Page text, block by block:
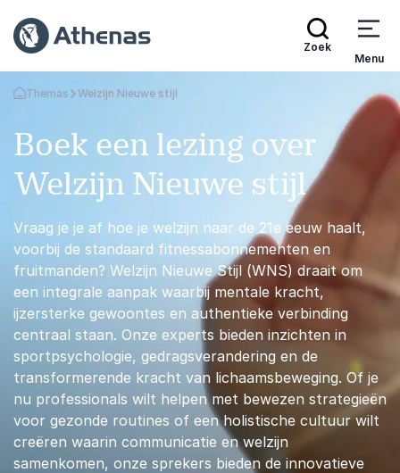
Zoek
Menu
Terug naar de startpagina
Themas Welzijn Nieuwe stijl
Boek een lezing over
Welzijn Nieuwe stijl
Vraag je je af hoe je welzijn naar de 21e eeuw haalt,
voorbij de standaard fitnessabonnementen en
fruitmanden? Welzijn Nieuwe Stijl (WNS) draait om
een integrale aanpak waarbij mentale kracht,
ijzersterke gewoontes en authentieke verbinding
centraal staan. Onze experts bieden inzichten in
sportpsychologie, gedragsverandering en de
transformerende kracht van lichaamsbeweging. Of je
nu professionals wilt helpen met bewezen strategieën
voor gezonde routines of een holistische cultuur wilt
creëren waarin communicatie en welzijn
samenkomen, onze sprekers bieden de innovatieve